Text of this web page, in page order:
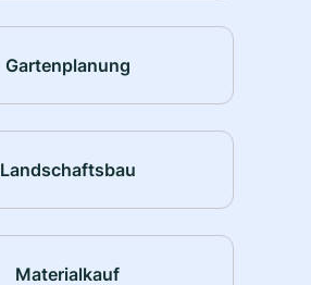
Gartenplanung
Landschaftsbau
Materialkauf